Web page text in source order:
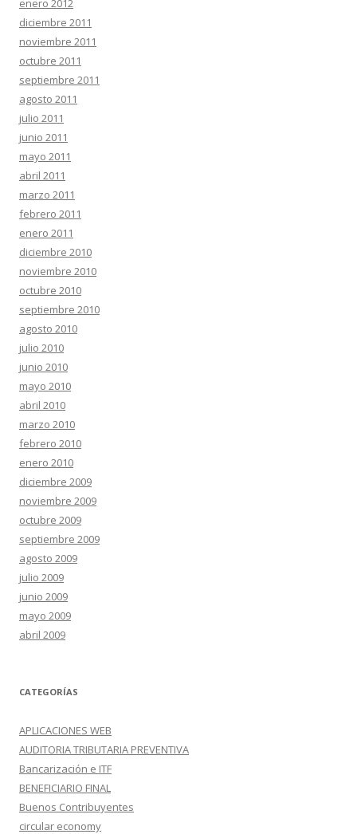
enero 2012
diciembre 2011
noviembre 2011
octubre 2011
septiembre 2011
agosto 2011
julio 2011
junio 2011
mayo 2011
abril 2011
marzo 2011
febrero 2011
enero 2011
diciembre 2010
noviembre 2010
octubre 2010
septiembre 2010
agosto 2010
julio 2010
junio 2010
mayo 2010
abril 2010
marzo 2010
febrero 2010
enero 2010
diciembre 2009
noviembre 2009
octubre 2009
septiembre 2009
agosto 2009
julio 2009
junio 2009
mayo 2009
abril 2009
CATEGORÍAS
APLICACIONES WEB
AUDITORIA TRIBUTARIA PREVENTIVA
Bancarización e ITF
BENEFICIARIO FINAL
Buenos Contribuyentes
circular economy